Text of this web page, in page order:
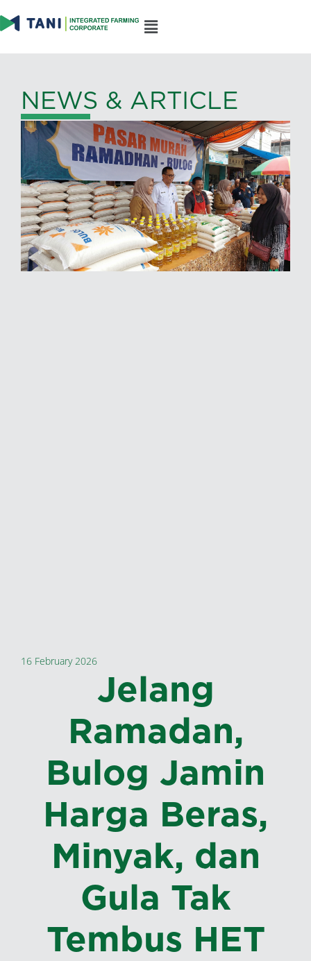
NEWS & ARTICLE
16 February 2026
Jelang
Ramadan,
Bulog Jamin
Harga Beras,
Minyak, dan
Gula Tak
Tembus HET